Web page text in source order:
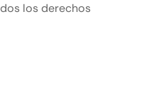
los derechos